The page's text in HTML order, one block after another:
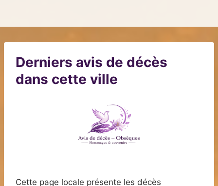
Derniers avis de décès
dans cette ville
Cette page locale présente les décès